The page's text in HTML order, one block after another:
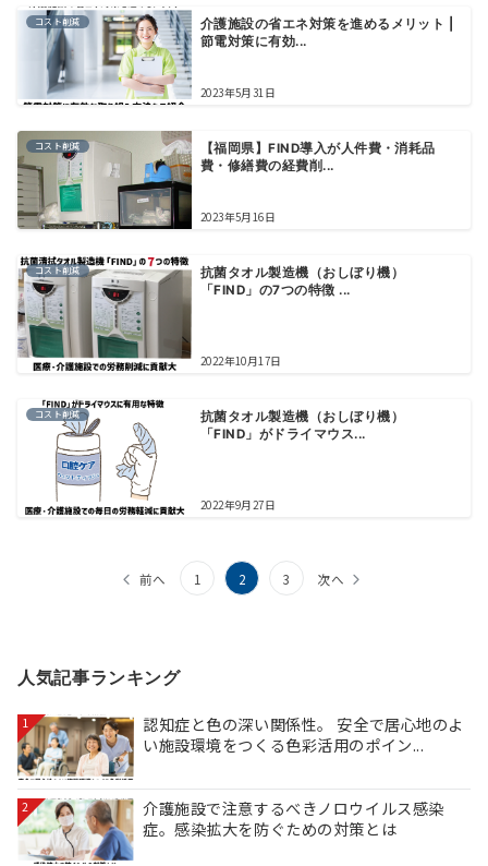
コスト削減
介護施設の省エネ対策を進めるメリット |
節電対策に有効...
2023年5月31日
コスト削減
【福岡県】FIND導入が人件費・消耗品
費・修繕費の経費削...
2023年5月16日
コスト削減
抗菌タオル製造機（おしぼり機）
「FIND」の7つの特徴 ...
2022年10月17日
コスト削減
抗菌タオル製造機（おしぼり機）
「FIND」がドライマウス...
2022年9月27日
ペ
ー
ジ
送
り
前へ 1 2 3 次へ
人気記事ランキング
1
認知症と色の深い関係性。 安全で居心地のよ
い施設環境をつくる色彩活用のポイン...
2
介護施設で注意するべきノロウイルス感染
症。感染拡大を防ぐための対策とは